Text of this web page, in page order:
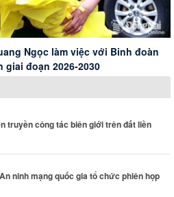
quốc gia tổ chức phiên họp
Ngọc làm việc với Binh đoàn
đoạn 2026-2030
phố thành mạng lưới nữ
giá cao những đóng góp của
truyền công tác biên giới trên đất liền
ninh mạng quốc gia tổ chức phiên họp